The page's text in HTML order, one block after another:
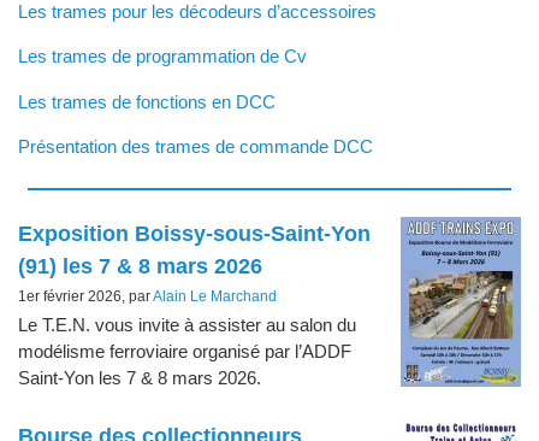
Les trames pour les décodeurs d’accessoires
Les trames de programmation de Cv
Les trames de fonctions en DCC
Présentation des trames de commande DCC
Articles les plus récents
Exposition Boissy-sous-Saint-Yon
(91) les 7 & 8 mars 2026
1er février 2026, parAlain Le Marchand
Le T.E.N. vous invite à assister au salon du
modélisme ferroviaire organisé par l’ADDF
Saint-Yon les 7 & 8 mars 2026.
Bourse des collectionneurs